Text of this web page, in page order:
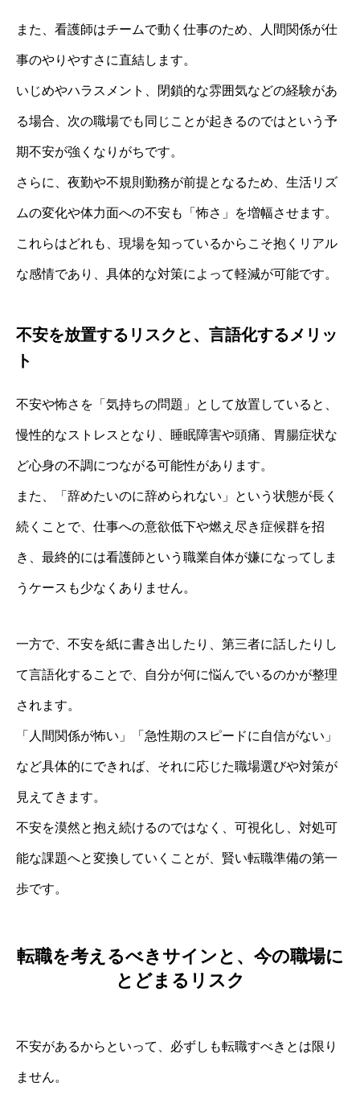
また、看護師はチームで動く仕事のため、人間関係が仕
事のやりやすさに直結します。
いじめやハラスメント、閉鎖的な雰囲気などの経験があ
る場合、次の職場でも同じことが起きるのではという予
期不安が強くなりがちです。
さらに、夜勤や不規則勤務が前提となるため、生活リズ
ムの変化や体力面への不安も「怖さ」を増幅させます。
これらはどれも、現場を知っているからこそ抱くリアル
な感情であり、具体的な対策によって軽減が可能です。
不安を放置するリスクと、言語化するメリッ
ト
不安や怖さを「気持ちの問題」として放置していると、
慢性的なストレスとなり、睡眠障害や頭痛、胃腸症状な
ど心身の不調につながる可能性があります。
また、「辞めたいのに辞められない」という状態が長く
続くことで、仕事への意欲低下や燃え尽き症候群を招
き、最終的には看護師という職業自体が嫌になってしま
うケースも少なくありません。
一方で、不安を紙に書き出したり、第三者に話したりし
て言語化することで、自分が何に悩んでいるのかが整理
されます。
「人間関係が怖い」「急性期のスピードに自信がない」
など具体的にできれば、それに応じた職場選びや対策が
見えてきます。
不安を漠然と抱え続けるのではなく、可視化し、対処可
能な課題へと変換していくことが、賢い転職準備の第一
歩です。
転職を考えるべきサインと、今の職場に
とどまるリスク
不安があるからといって、必ずしも転職すべきとは限り
ません。